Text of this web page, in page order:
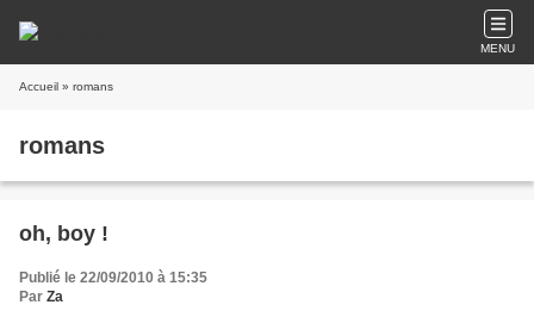
MENU
Accueil » romans
romans
oh, boy !
Publié le 22/09/2010 à 15:35
Par Za